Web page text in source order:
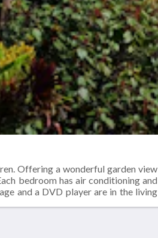
Offering a wonderful garden view
bedroom has air conditioning and
and a DVD player are in the living